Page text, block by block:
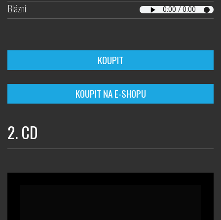
Blázni
KOUPIT
KOUPIT NA E-SHOPU
2. CD